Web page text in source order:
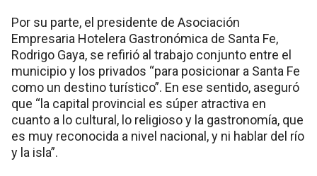
Por su parte, el presidente de Asociación
Empresaria Hotelera Gastronómica de Santa Fe,
Rodrigo Gaya, se refirió al trabajo conjunto entre el
municipio y los privados “para posicionar a Santa Fe
como un destino turístico”. En ese sentido, aseguró
que “la capital provincial es súper atractiva en
cuanto a lo cultural, lo religioso y la gastronomía, que
es muy reconocida a nivel nacional, y ni hablar del río
y la isla”.